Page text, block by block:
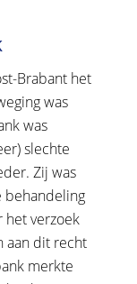
Brabant het
was
was
slechte
Zij was
behandeling
het verzoek
aan dit recht
merkte